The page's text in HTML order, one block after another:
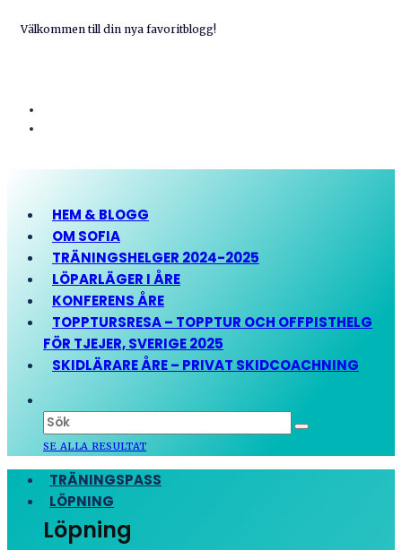
Välkommen till din nya favoritblogg!
HEM & BLOGG
OM SOFIA
TRÄNINGSHELGER 2024-2025
LÖPARLÄGER I ÅRE
KONFERENS ÅRE
TOPPTURSRESA – TOPPTUR OCH OFFPISTHELG
FÖR TJEJER, SVERIGE 2025
SKIDLÄRARE ÅRE – PRIVAT SKIDCOACHNING
SE ALLA RESULTAT
TRÄNINGSPASS
LÖPNING
Löpning